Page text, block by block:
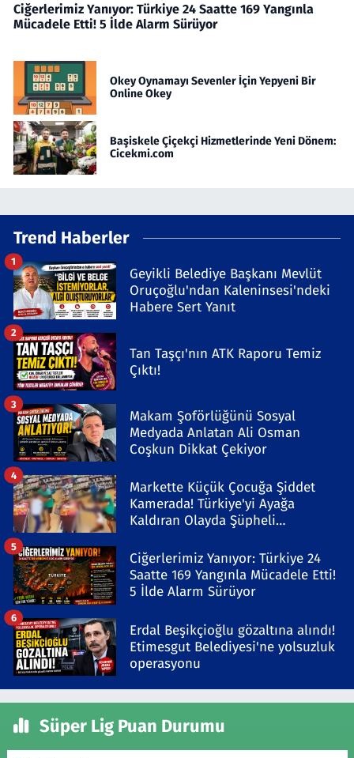
Ciğerlerimiz Yanıyor: Türkiye 24 Saatte 169 Yangınla
Mücadele Etti! 5 İlde Alarm Sürüyor
Okey Oynamayı Sevenler İçin Yepyeni Bir
Online Okey
Başiskele Çiçekçi Hizmetlerinde Yeni Dönem:
Cicekmi.com
Trend Haberler
Geyikli Belediye Başkanı Mevlüt
Oruçoğlu'ndan Kaleninsesi'ndeki
Habere Sert Yanıt
1
Tan Taşçı'nın ATK Raporu Temiz
Çıktı!
2
Makam Şoförlüğünü Sosyal
Medyada Anlatan Ali Osman
Coşkun Dikkat Çekiyor
3
Markette Küçük Çocuğa Şiddet
Kamerada! Türkiye'yi Ayağa
Kaldıran Olayda Şüpheli
4
Ciğerlerimiz Yanıyor: Türkiye 24
Saatte 169 Yangınla Mücadele Etti!
5 İlde Alarm Sürüyor
5
Erdal Beşikçioğlu gözaltına alındı!
Etimesgut Belediyesi'ne yolsuzluk
operasyonu
6
Süper Lig Puan Durumu